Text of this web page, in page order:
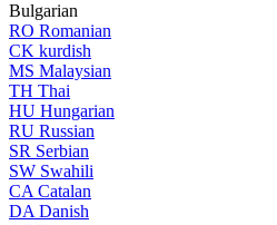
Bulgarian
RO Romanian
CK kurdish
MS Malaysian
TH Thai
HU Hungarian
RU Russian
SR Serbian
SW Swahili
CA Catalan
DA Danish